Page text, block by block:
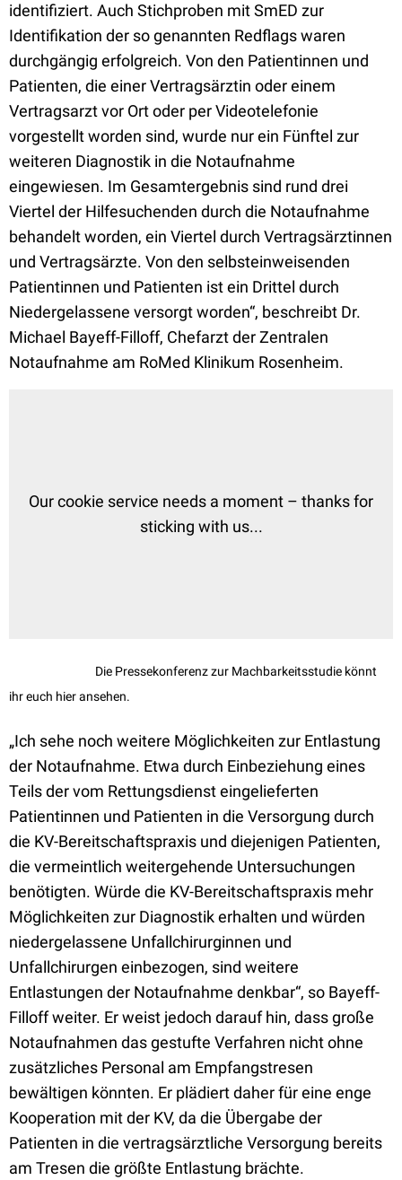
identifiziert. Auch Stichproben mit SmED zur
Identifikation der so genannten Redflags waren
durchgängig erfolgreich. Von den Patientinnen und
Patienten, die einer Vertragsärztin oder einem
Vertragsarzt vor Ort oder per Videotelefonie
vorgestellt worden sind, wurde nur ein Fünftel zur
weiteren Diagnostik in die Notaufnahme
eingewiesen. Im Gesamtergebnis sind rund drei
Viertel der Hilfesuchenden durch die Notaufnahme
behandelt worden, ein Viertel durch Vertragsärztinnen
und Vertragsärzte. Von den selbsteinweisenden
Patientinnen und Patienten ist ein Drittel durch
Niedergelassene versorgt worden“, beschreibt Dr.
Michael Bayeff-Filloff, Chefarzt der Zentralen
Notaufnahme am RoMed Klinikum Rosenheim.
Die Pressekonferenz zur Machbarkeitsstudie könnt
ihr euch hieransehen.
„Ich sehe noch weitere Möglichkeiten zur Entlastung
der Notaufnahme. Etwa durch Einbeziehung eines
Teils der vom Rettungsdienst eingelieferten
Patientinnen und Patienten in die Versorgung durch
die KV-Bereitschaftspraxis und diejenigen Patienten,
die vermeintlich weitergehende Untersuchungen
benötigten. Würde die KV-Bereitschaftspraxis mehr
Möglichkeiten zur Diagnostik erhalten und würden
niedergelassene Unfallchirurginnen und
Unfallchirurgen einbezogen, sind weitere
Entlastungen der Notaufnahme denkbar“, so Bayeff-
Filloff weiter. Er weist jedoch darauf hin, dass große
Notaufnahmen das gestufte Verfahren nicht ohne
zusätzliches Personal am Empfangstresen
bewältigen könnten. Er plädiert daher für eine enge
Kooperation mit der KV, da die Übergabe der
Patienten in die vertragsärztliche Versorgung bereits
am Tresen die größte Entlastung brächte.